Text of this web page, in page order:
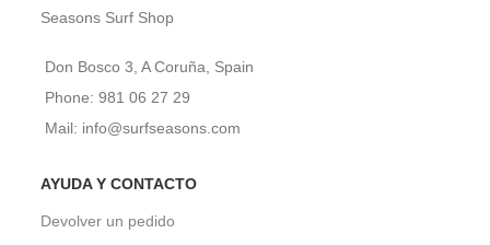
Seasons Surf Shop
Don Bosco 3, A Coruña, Spain
Phone: 981 06 27 29
Mail: info@surfseasons.com
AYUDA Y CONTACTO
Devolver un pedido